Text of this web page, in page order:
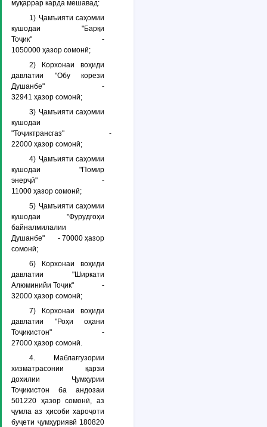
муқаррар карда мешавад:
1) Ҷамъияти саҳомии
кушодаи "Барқи
Тоҷик" -
1050000 ҳазор сомонӣ;
2) Корхонаи воҳиди
давлатии "Обу корези
Душанбе" -
32941 ҳазор сомонӣ;
3) Ҷамъияти саҳомии
кушодаи
"Тоҷиктрансгаз" -
22000 ҳазор сомонӣ;
4) Ҷамъияти саҳомии
кушодаи "Помир
энерҷӣ" -
11000 ҳазор сомонӣ;
5) Ҷамъияти саҳомии
кушодаи "Фурудгоҳи
байналмилалии
Душанбе" - 70000 ҳазор
сомонӣ;
6) Корхонаи воҳиди
давлатии "Ширкати
Алюминийи Тоҷик" -
32000 ҳазор сомонӣ;
7) Корхонаи воҳиди
давлатии "Роҳи оҳани
Тоҷикистон" -
27000 ҳазор сомонӣ.
4. Маблағгузории
хизматрасонии қарзи
дохилии Ҷумҳурии
Тоҷикистон ба андозаи
501220 ҳазор сомонӣ, аз
ҷумла аз ҳисоби хароҷоти
буҷети ҷумҳуриявӣ 180820